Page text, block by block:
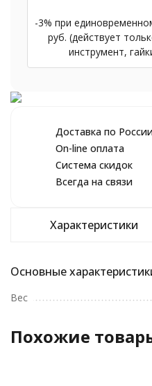
-3% при
руб. (действует
инструмент,
Доставка по
On-line оплата
Система скидок
Всегда на связи
Характеристики
Основные
Вес
Похожие